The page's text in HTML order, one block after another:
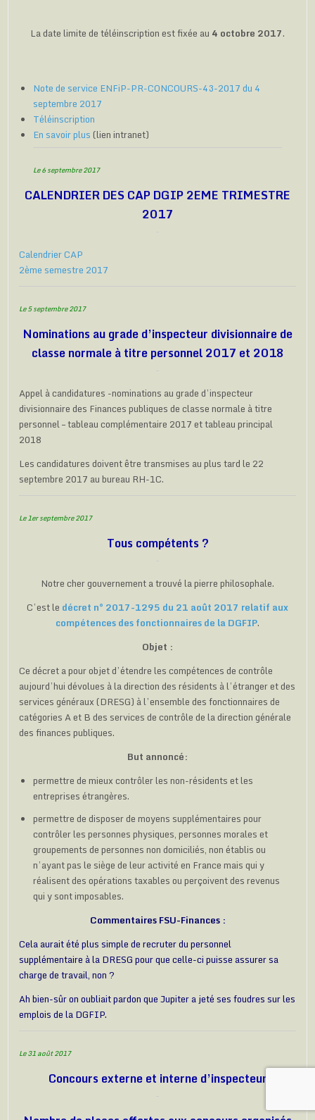
La date limite de téléinscription est fixée au 4 octobre 2017.
Note de service ENFiP-PR-CONCOURS-43-2017 du 4
septembre 2017
Téléinscription
En savoir plus(lien intranet)
Le 6 septembre 2017
CALENDRIER DES CAP DGIP 2EME TRIMESTRE
2017
Calendrier CAP
2ème semestre 2017
Le 5 septembre 2017
Nominations au grade d’inspecteur divisionnaire de
classe normale à titre personnel 2017 et 2018
Appel à candidatures -nominations au grade d’inspecteur
divisionnaire des Finances publiques de classe normale à titre
personnel – tableau complémentaire 2017 et tableau principal
2018
Les candidatures doivent être transmises au plus tard le 22
septembre 2017 au bureau RH-1C.
Le 1er septembre 2017
Tous compétents ?
Notre cher gouvernement a trouvé la pierre philosophale.
C’est le décret n° 2017-1295 du 21 août 2017 relatif aux
compétences des fonctionnaires de la DGFIP.
Objet :
Ce décret a pour objet d’étendre les compétences de contrôle
aujourd’hui dévolues à la direction des résidents à l’étranger et des
services généraux (DRESG) à l’ensemble des fonctionnaires de
catégories A et B des services de contrôle de la direction générale
des finances publiques.
But annoncé:
permettre de mieux contrôler les non-résidents et les
entreprises étrangères.
permettre de disposer de moyens supplémentaires pour
contrôler les personnes physiques, personnes morales et
groupements de personnes non domiciliés, non établis ou
n’ayant pas le siège de leur activité en France mais qui y
réalisent des opérations taxables ou perçoivent des revenus
qui y sont imposables.
Commentaires FSU-Finances :
Cela aurait été plus simple de recruter du personnel
supplémentaire à la DRESG pour que celle-ci puisse assurer sa
charge de travail, non ?
Ah bien-sûr on oubliait pardon que Jupiter a jeté ses foudres sur les
emplois de la DGFIP.
Le 31 août 2017
Concours externe et interne d’inspecteur